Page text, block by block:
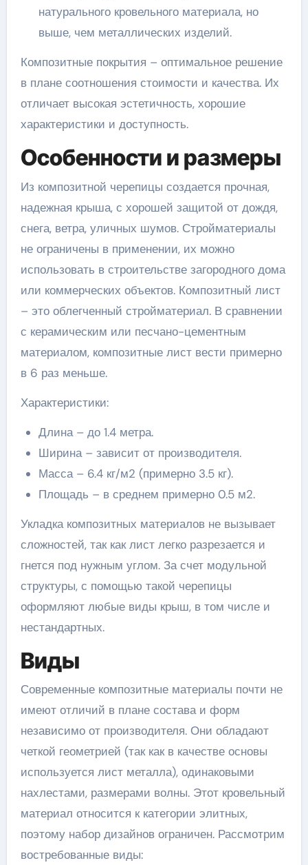
натурального кровельного материала, но
выше, чем металлических изделий.
Композитные покрытия – оптимальное решение
в плане соотношения стоимости и качества. Их
отличает высокая эстетичность, хорошие
характеристики и доступность.
Особенности и размеры
Из композитной черепицы создается прочная,
надежная крыша, с хорошей защитой от дождя,
снега, ветра, уличных шумов. Стройматериалы
не ограничены в применении, их можно
использовать в строительстве загородного дома
или коммерческих объектов. Композитный лист
– это облегченный стройматериал. В сравнении
с керамическим или песчано-цементным
материалом, композитные лист вести примерно
в 6 раз меньше.
Характеристики:
Длина – до 1.4 метра.
Ширина – зависит от производителя.
Масса – 6.4 кг/м2 (примерно 3.5 кг).
Площадь – в среднем примерно 0.5 м2.
Укладка композитных материалов не вызывает
сложностей, так как лист легко разрезается и
гнется под нужным углом. За счет модульной
структуры, с помощью такой черепицы
оформляют любые виды крыш, в том числе и
нестандартных.
Виды
Современные композитные материалы почти не
имеют отличий в плане состава и форм
независимо от производителя. Они обладают
четкой геометрией (так как в качестве основы
используется лист металла), одинаковыми
нахлестами, размерами волны. Этот кровельный
материал относится к категории элитных,
поэтому набор дизайнов ограничен. Рассмотрим
востребованные виды: